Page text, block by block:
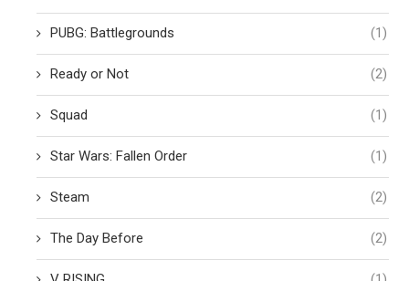
PUBG: Battlegrounds (1)
Ready or Not (2)
Squad (1)
Star Wars: Fallen Order (1)
Steam (2)
The Day Before (2)